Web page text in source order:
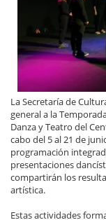
La Secretaría de
general a la
Danza y Teatro del
cabo del 5 al 21 de
programación
presentaciones
compartirán los
artística.
Estas actividades